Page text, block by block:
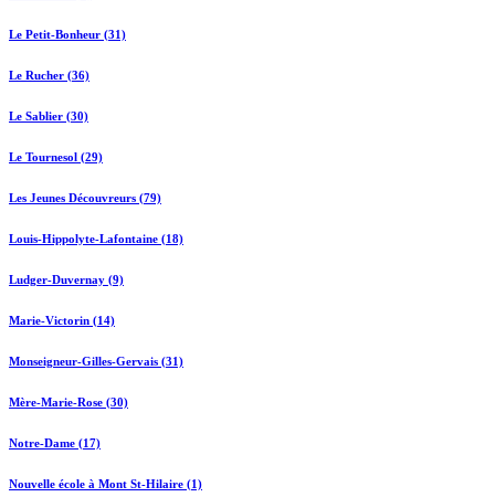
Le Petit-Bonheur (31)
Le Rucher (36)
Le Sablier (30)
Le Tournesol (29)
Les Jeunes Découvreurs (79)
Louis-Hippolyte-Lafontaine (18)
Ludger-Duvernay (9)
Marie-Victorin (14)
Monseigneur-Gilles-Gervais (31)
Mère-Marie-Rose (30)
Notre-Dame (17)
Nouvelle école à Mont St-Hilaire (1)